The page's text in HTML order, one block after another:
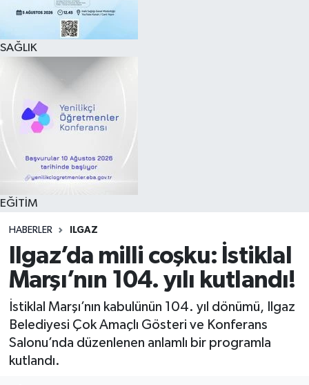
SAĞLIK
EĞİTİM
HABERLER ILGAZ
Ilgaz’da milli coşku: İstiklal
Marşı’nın 104. yılı kutlandı!
İstiklal Marşı’nın kabulünün 104. yıl dönümü, Ilgaz
Belediyesi Çok Amaçlı Gösteri ve Konferans
Salonu’nda düzenlenen anlamlı bir programla
kutlandı.